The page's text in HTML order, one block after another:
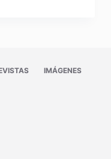
IMÁGENES